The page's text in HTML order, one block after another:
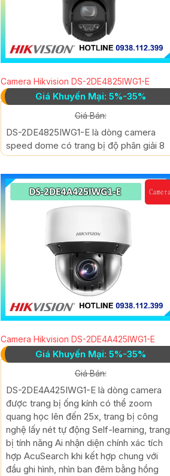
Camera Hikvision DS-2DE4825IWG1-E
Giá Khuyến Mại: 5%-35%
Giá Bán:
DS-2DE4825IWG1-E là dòng camera
speed dome có trang bị độ phân giải 8
Camera Hikvision DS-2DE4A425IWG1-E
Giá Khuyến Mại: 5%-35%
Giá Bán:
DS-2DE4A425IWG1-E là dòng camera
được trang bị ống kính có thể zoom
quang học lên đến 25x, trang bị công
nghệ lấy nét tự động Self-learning, trang
bị tính năng Ai nhận diện chính xác tích
hợp AcuSearch khi kết hợp chung với
đầu ghi hình, nhìn ban đêm bằng hồng